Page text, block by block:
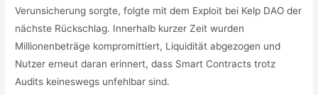
Verunsicherung sorgte, folgte mit dem Exploit bei Kelp DAO der
nächste Rückschlag. Innerhalb kurzer Zeit wurden
Millionenbeträge kompromittiert, Liquidität abgezogen und
Nutzer erneut daran erinnert, dass Smart Contracts trotz
Audits keineswegs unfehlbar sind.